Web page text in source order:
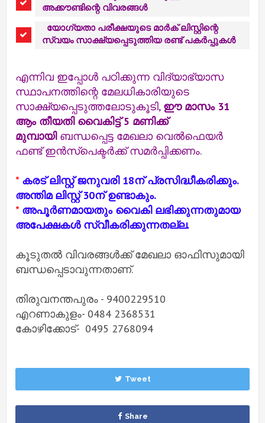
അക്കൗണ്ടിന്റെ വിവരങ്ങൾ
യോഗ്യതാ പരീക്ഷയുടെ മാർക് ലിസ്റ്റിന്റെ
സ്വയം സാക്ഷ്യപ്പെടുത്തിയ രണ്ട് പകർപ്പുകൾ
എന്നിവ ഇപ്പോൾ പഠിക്കുന്ന വിദ്യാഭ്യാസ
സ്ഥാപനത്തിന്റെ മേലധികാരിയുടെ
സാക്ഷ്യപ്പെടുത്തലോടുകൂടി, ഈ മാസം 31
ആം തീയതി വൈകിട്ട് 5 മണിക്ക്
മുമ്പായിബന്ധപ്പെട്ട മേഖലാ വെൽഫെയർ
ഫണ്ട് ഇൻസ്പെക്ടർക്ക് സമർപ്പിക്കണം.
* കരട് ലിസ്റ്റ് ജനുവരി 18ന് പ്രസിദ്ധീകരിക്കും.
അന്തിമ ലിസ്റ്റ് 30ന് ഉണ്ടാകും.
* അപൂർണമായതും വൈകി ലഭിക്കുന്നതുമായ
അപേക്ഷകൾ സ്വീകരിക്കുന്നതല്ല.
കൂടുതൽ വിവരങ്ങൾക്ക് മേഖലാ ഓഫിസുമായി
ബന്ധപ്പെടാവുന്നതാണ്.
തിരുവനന്തപുരം - 9400229510
എറണാകുളം- 0484 2368531
കോഴിക്കോട്- 0495 2768094
Tweet
Share